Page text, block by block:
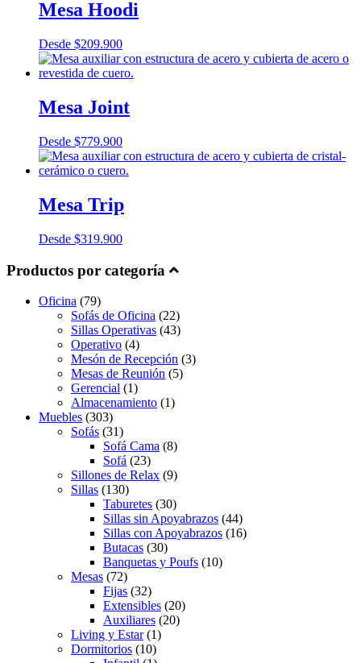
Mesa Hoodi
Desde $209.900
Mesa Joint
Desde $779.900
Mesa Trip
Desde $319.900
Productos por categoría
Oficina (79)
Sofás de Oficina (22)
Sillas Operativas (43)
Operativo (4)
Mesón de Recepción (3)
Mesas de Reunión (5)
Gerencial (1)
Almacenamiento (1)
Muebles (303)
Sofás (31)
Sofá Cama (8)
Sofá (23)
Sillones de Relax (9)
Sillas (130)
Taburetes (30)
Sillas sin Apoyabrazos (44)
Sillas con Apoyabrazos (16)
Butacas (30)
Banquetas y Poufs (10)
Mesas (72)
Fijas (32)
Extensibles (20)
Auxiliares (20)
Living y Estar(1)
Dormitorios (10)